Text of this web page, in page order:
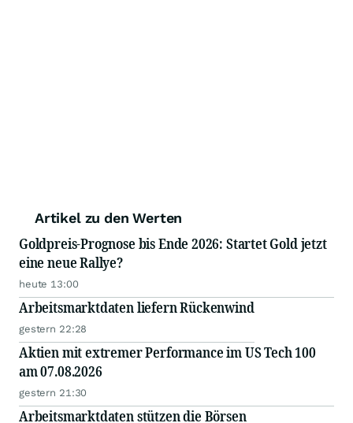
Artikel zu den Werten
Goldpreis-Prognose bis Ende 2026: Startet Gold jetzt
eine neue Rallye?
heute 13:00
Arbeitsmarktdaten liefern Rückenwind
gestern 22:28
Aktien mit extremer Performance im US Tech 100
am 07.08.2026
gestern 21:30
Arbeitsmarktdaten stützen die Börsen